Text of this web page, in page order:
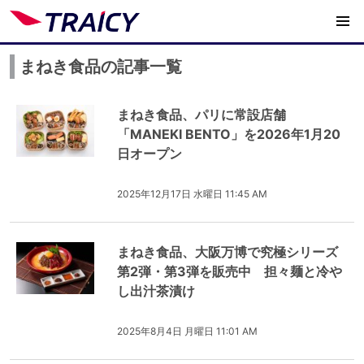
まねき食品の記事一覧
まねき食品、パリに常設店舗
「MANEKI BENTO」を2026年1月20
日オープン
2025年12月17日 水曜日 11:45 AM
まねき食品、大阪万博で究極シリーズ
第2弾・第3弾を販売中 担々麺と冷や
し出汁茶漬け
2025年8月4日 月曜日 11:01 AM